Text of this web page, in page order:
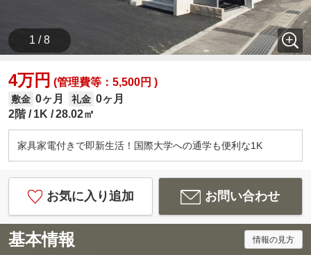
1 / 8
4万円 (管理費等：5,500円 )
敷金 0ヶ月 礼金 0ヶ月
2階
1K 28.02㎡
家具家電付きで即新生活！国際大学への通学も便利な1K
お気に入り追加 お問い合わせ
基本情報 情報の見方